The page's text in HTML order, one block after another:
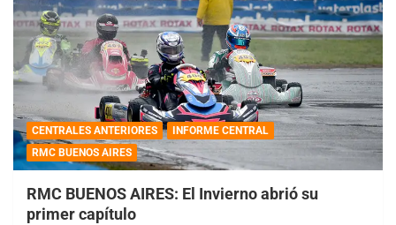
CENTRALES ANTERIORES
INFORME CENTRAL
RMC BUENOS AIRES
RMC BUENOS AIRES: El Invierno abrió su
primer capítulo